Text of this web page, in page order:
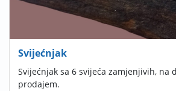
Svijećnjak
Svijećnjak sa 6 svijeća zamjenjivih, na
prodajem.